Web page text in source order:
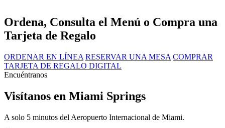
Ordena, Consulta el Menú o Compra una
Tarjeta de Regalo
ORDENAR EN LÍNEA RESERVAR UNA MESA COMPRAR
TARJETA DE REGALO DIGITAL
Encuéntranos
Visítanos en Miami Springs
A solo 5 minutos del Aeropuerto Internacional de Miami.